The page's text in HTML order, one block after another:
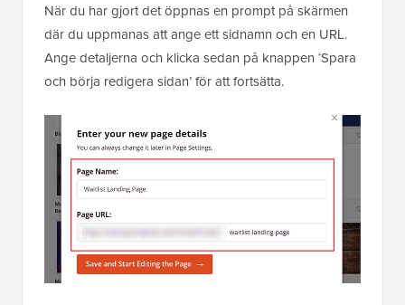
När du har gjort det öppnas en prompt på skärmen
där du uppmanas att ange ett sidnamn och en URL.
Ange detaljerna och klicka sedan på knappen ‘Spara
och börja redigera sidan’ för att fortsätta.